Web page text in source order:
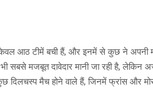
आठ टीमें बची हैं, और इनमें से कुछ ने अपनी
सबसे मजबूत दावेदार मानी जा रही है, लेकिन
दिलचस्प मैच होने वाले हैं, जिनमें फ्रांस और